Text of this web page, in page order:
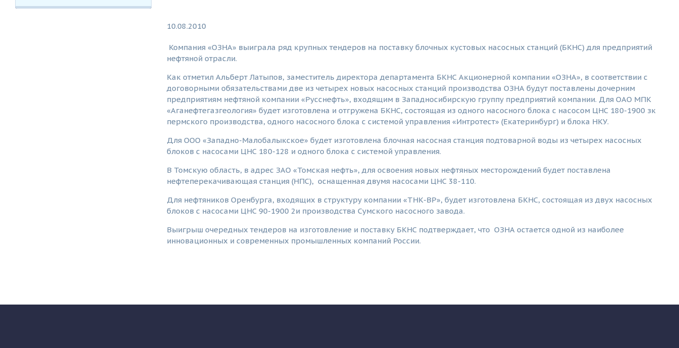
10.08.2010
Компания «ОЗНА» выиграла ряд крупных тендеров на поставку блочных кустовых насосных станций (БКНС) для предприятий
нефтяной отрасли.
Как отметил Альберт Латыпов, заместитель директора департамента БКНС Акционерной компании «ОЗНА», в соответствии с
договорными обязательствами две из четырех новых насосных станций производства ОЗНА будут поставлены дочерним
предприятиям нефтяной компании «Русснефть», входящим в Западносибирскую группу предприятий компании. Для ОАО МПК
«Аганефтегазгеология» будет изготовлена и отгружена БКНС, состоящая из одного насосного блока с насосом ЦНС 180-1900 зк
пермского производства, одного насосного блока с системой управления «Интротест» (Екатеринбург) и блока НКУ.
Для ООО «Западно-Малобалыкское» будет изготовлена блочная насосная станция подтоварной воды из четырех насосных
блоков с насосами ЦНС 180-128 и одного блока с системой управления.
В Томскую область, в адрес ЗАО «Томская нефть», для освоения новых нефтяных месторождений будет поставлена
нефтеперекачивающая станция (НПС), оснащенная двумя насосами ЦНС 38-110.
Для нефтяников Оренбурга, входящих в структуру компании «ТНК-ВР», будет изготовлена БКНС, состоящая из двух насосных
блоков с насосами ЦНС 90-1900 2и производства Сумского насосного завода.
Выигрыш очередных тендеров на изготовление и поставку БКНС подтверждает, что ОЗНА остается одной из наиболее
инновационных и современных промышленных компаний России.